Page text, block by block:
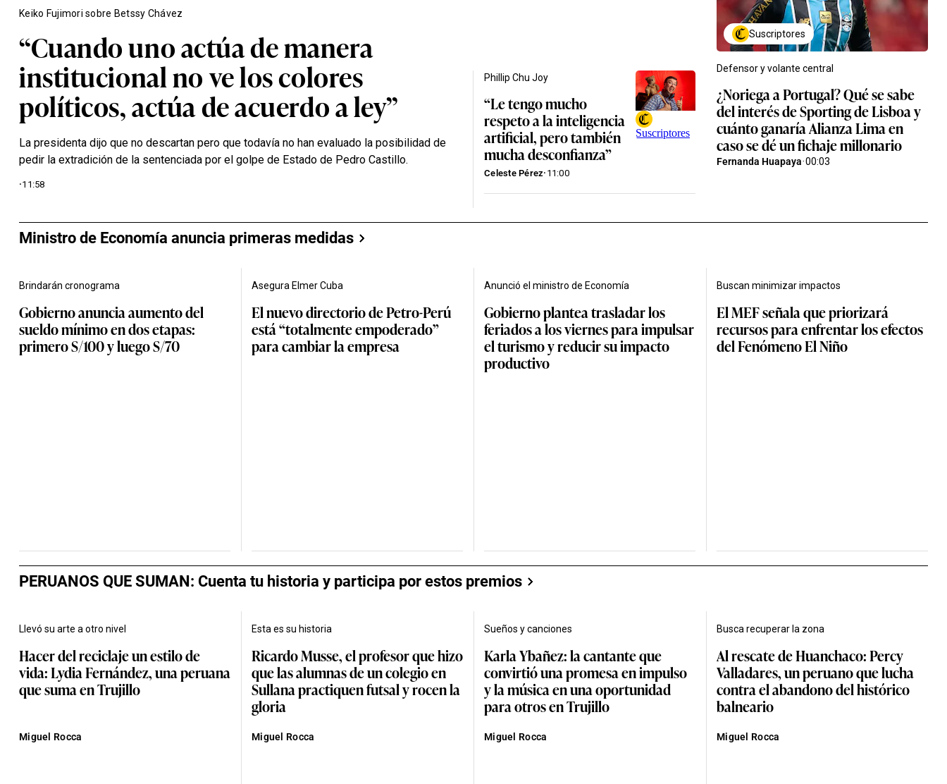
Keiko Fujimori sobre Betssy Chávez
“Cuando uno actúa de manera
institucional no ve los colores
políticos, actúa de acuerdo a ley”
La presidenta dijo que no descartan pero que todavía no han evaluado la posibilidad de
pedir la extradición de la sentenciada por el golpe de Estado de Pedro Castillo.
·11:58
Suscriptores
Defensor y volante central
¿Noriega a Portugal? Qué se sabe
del interés de Sporting de Lisboa y
cuánto ganaría Alianza Lima en
caso se dé un fichaje millonario
Fernanda Huapaya·00:03
Suscriptores
Phillip Chu Joy
“Le tengo mucho
respeto a la inteligencia
artificial, pero también
mucha desconfianza”
Celeste Pérez· 11:00
Ministro de Economía anuncia primeras medidas
Brindarán cronograma
Gobierno anuncia aumento del
sueldo mínimo en dos etapas:
primero S/100 y luego S/70
Asegura Elmer Cuba
El nuevo directorio de Petro-Perú
está “totalmente empoderado”
para cambiar la empresa
Anunció el ministro de Economía
Gobierno plantea trasladar los
feriados a los viernes para impulsar
el turismo y reducir su impacto
productivo
Buscan minimizar impactos
El MEF señala que priorizará
recursos para enfrentar los efectos
del Fenómeno El Niño
PERUANOS QUE SUMAN: Cuenta tu historia y participa por estos premios
Llevó su arte a otro nivel
Hacer del reciclaje un estilo de
vida: Lydia Fernández, una peruana
que suma en Trujillo
Miguel Rocca
Esta es su historia
Ricardo Musse, el profesor que hizo
que las alumnas de un colegio en
Sullana practiquen futsal y rocen la
gloria
Miguel Rocca
Sueños y canciones
Karla Ybañez: la cantante que
convirtió una promesa en impulso
y la música en una oportunidad
para otros en Trujillo
Miguel Rocca
Busca recuperar la zona
Al rescate de Huanchaco: Percy
Valladares, un peruano que lucha
contra el abandono del histórico
balneario
Miguel Rocca